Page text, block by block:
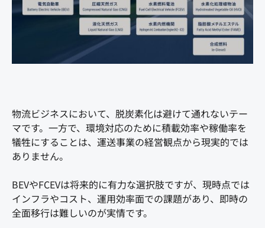
物流ビジネスにおいて、脱炭素化は避けて通れないテー
マです。一方で、環境対応のために積載効率や稼働率を
犠牲にすることは、運送事業の経営観点から現実的では
ありません。
BEVやFCEVは将来的に有力な選択肢ですが、現時点では
インフラやコスト、運用効率面での課題があり、即時の
全面移行は難しいのが実情です。